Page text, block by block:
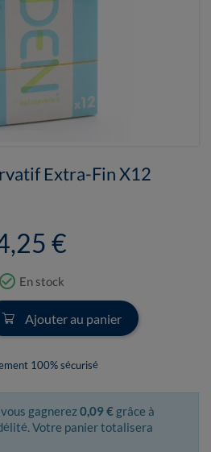
Extra-Fin X12
€
check_circle_outline En stock
Ajouter au panier
100% sécurisé
gagnerez0,09 € grâce à
Votre panier totalisera